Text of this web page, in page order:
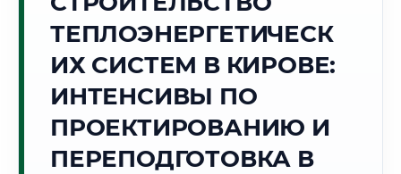
00:56:59
2026 г.
Погода в г. Киров:☁️ +12°C, Пасмурно
🌅 Восход: 03:42 🌇 Закат:
19:52
ТЕПЛОЭНЕРГЕТИЧЕСК
ИХ СИСТЕМ В КИРОВЕ:
ИНТЕНСИВЫ ПО
ПРОЕКТИРОВАНИЮ И
ПЕРЕПОДГОТОВКА В